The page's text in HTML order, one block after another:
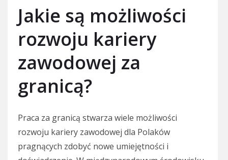
Jakie są możliwości
rozwoju kariery
zawodowej za
granicą?
Praca za granicą stwarza wiele możliwości
rozwoju kariery zawodowej dla Polaków
pragnących zdobyć nowe umiejętności i